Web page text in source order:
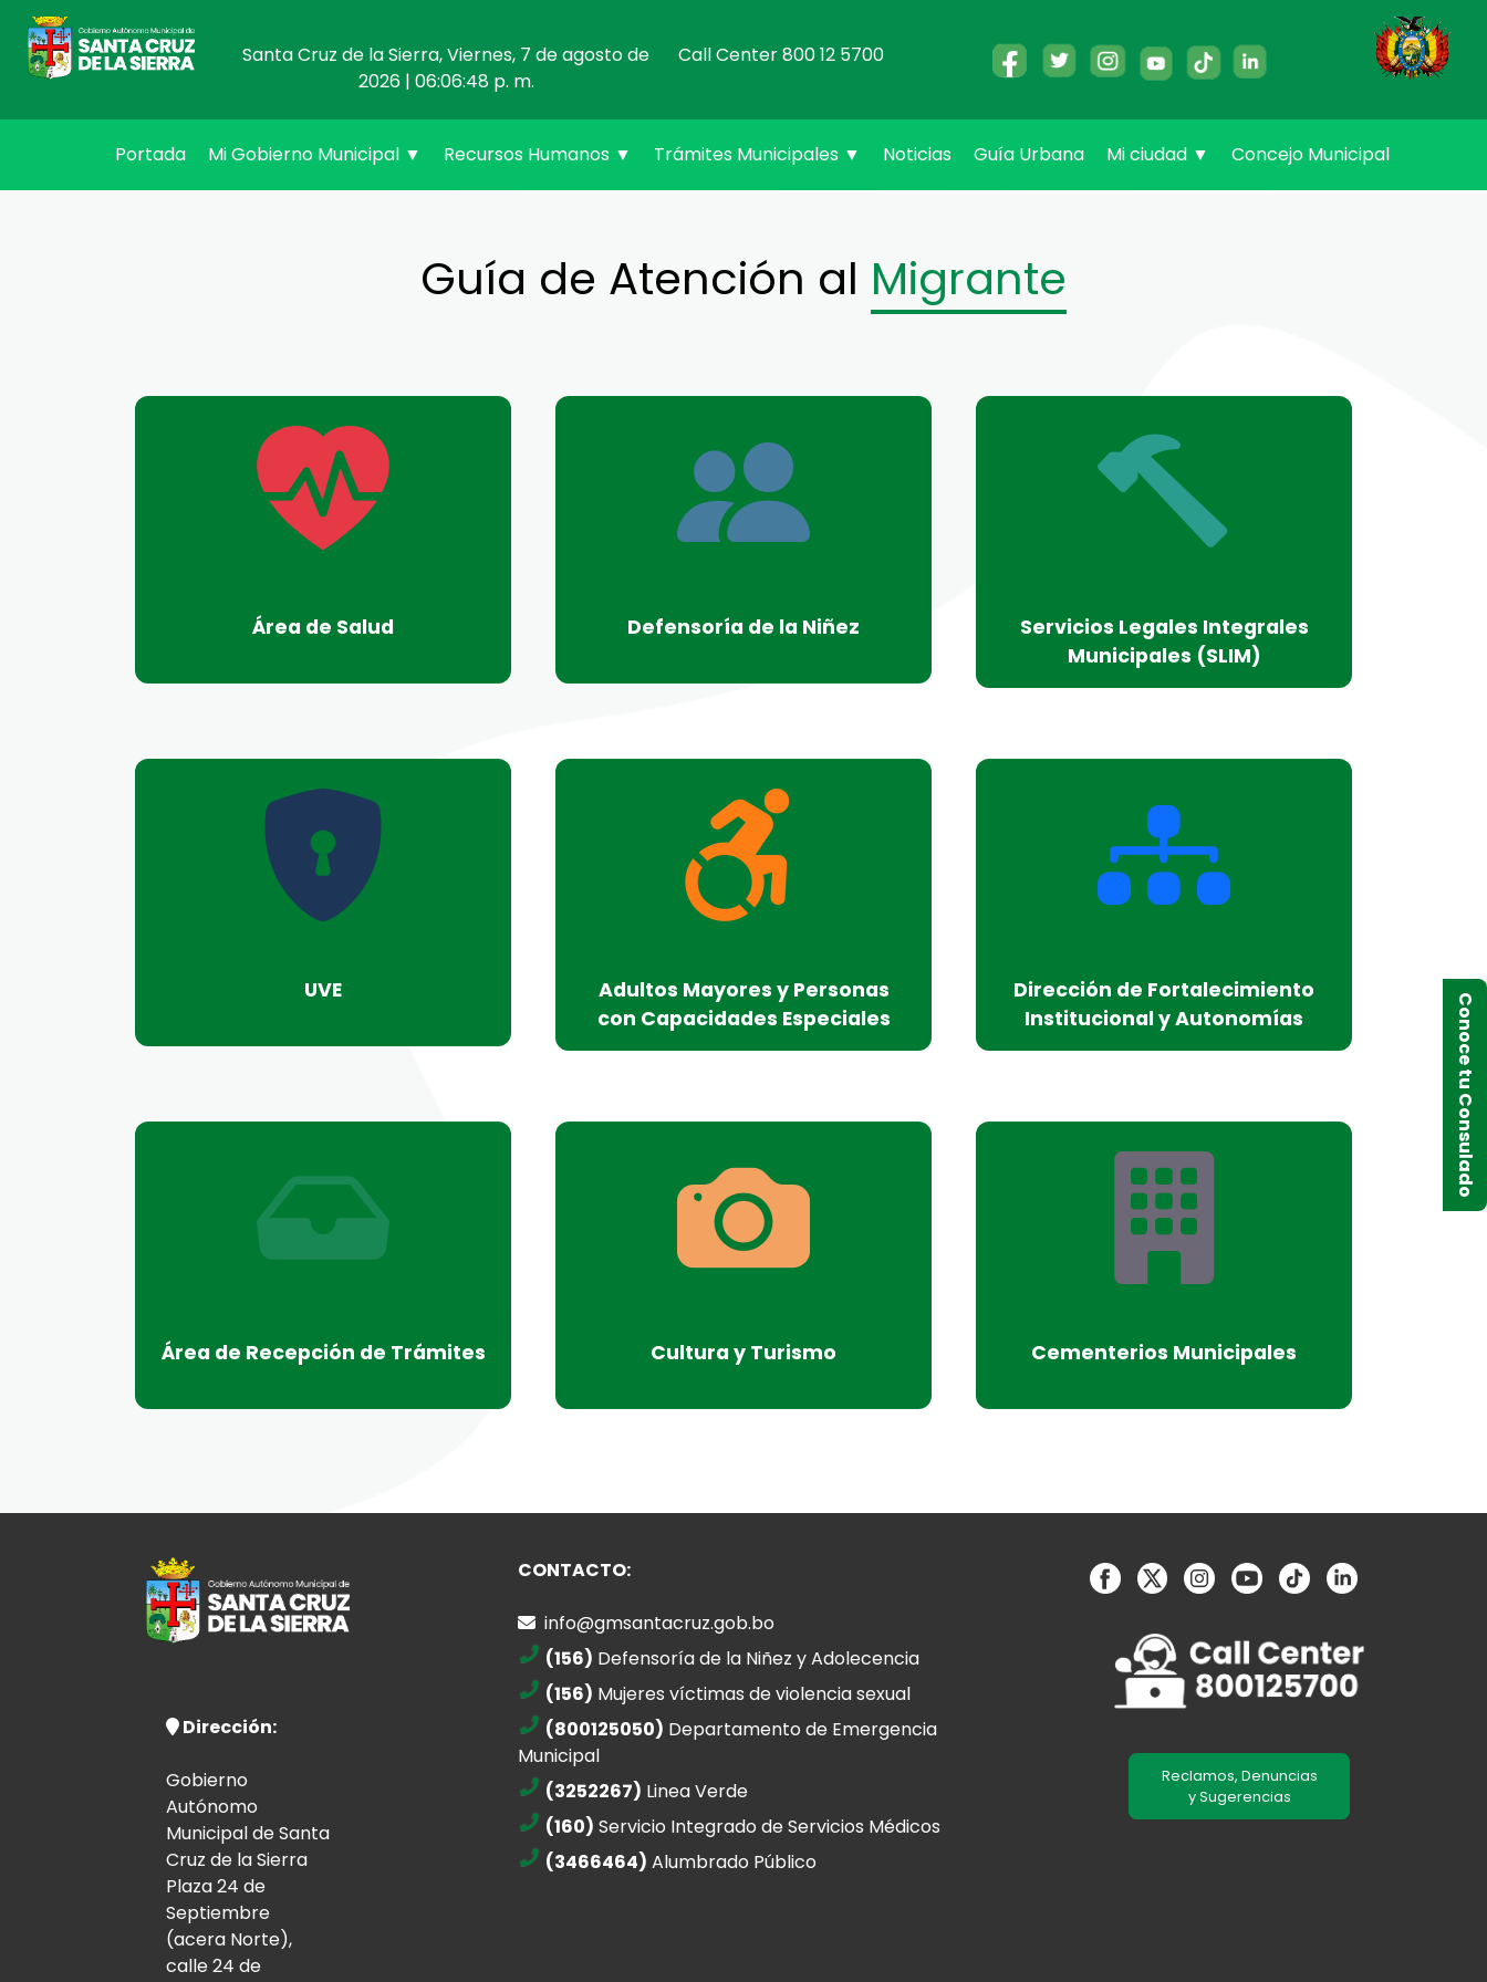
Santa Cruz de la Sierra, Viernes, 7 de agosto de
2026 | 06:06:48 p. m.
Call Center 800 12 5700
Portada(current)
Mi Gobierno Municipal ▼ Recursos Humanos ▼ Trámites Municipales ▼ Noticias Guía Urbana Mi ciudad ▼ Concejo Municipal
Conoce tu Consulado
Guía de Atención al Migrante
Área de Salud Defensoría de la Niñez
Servicios Legales Integrales
Municipales (SLIM)
UVE
Adultos Mayores y Personas
con Capacidades Especiales
Dirección de Fortalecimiento
Institucional y Autonomías
Área de Recepción de Trámites Cultura y Turismo Cementerios Municipales
Dirección:
Gobierno
Autónomo
Municipal de Santa
Cruz de la Sierra
Plaza 24 de
Septiembre
(acera Norte),
calle 24 de
CONTACTO:
info@gmsantacruz.gob.bo
(156) Defensoría de la Niñez y Adolecencia
(156) Mujeres víctimas de violencia sexual
(800125050) Departamento de Emergencia
Municipal
(3252267) Linea Verde
(160) Servicio Integrado de Servicios Médicos
(3466464) Alumbrado Público
Reclamos, Denuncias
y Sugerencias